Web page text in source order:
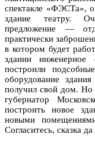
спектакле «ФЭСТа»,
здание театру.
предложение —
практически
в котором будет
здании инженерное
построили
оборудование
получил свой дом.
губернатор
построить новое
новыми
Согласитесь, сказка